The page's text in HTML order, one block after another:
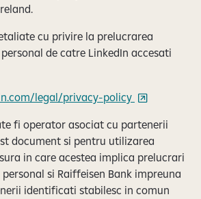
cu privire la prelucrarea
de catre LinkedIn accesati
legal/privacy-policy
fi operator asociat cu partenerii
document si pentru utilizarea
in care acestea implica prelucrari
si Raiffeisen Bank impreuna
identificati stabilesc in comun